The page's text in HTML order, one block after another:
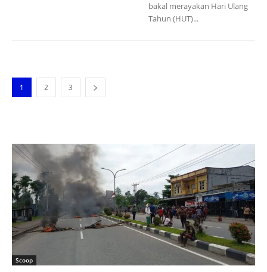
bakal merayakan Hari Ulang
Tahun (HUT)...
1 2 3
Scoop